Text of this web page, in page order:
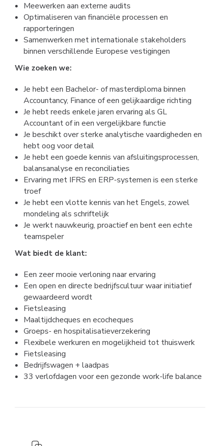
Meewerken aan externe audits
Optimaliseren van financiële processen en
rapporteringen
Samenwerken met internationale stakeholders
binnen verschillende Europese vestigingen
Wie zoeken we:
Je hebt een Bachelor- of masterdiploma binnen
Accountancy, Finance of een gelijkaardige richting
Je hebt reeds enkele jaren ervaring als GL
Accountant of in een vergelijkbare functie
Je beschikt over sterke analytische vaardigheden en
hebt oog voor detail
Je hebt een goede kennis van afsluitingsprocessen,
balansanalyse en reconciliaties
Ervaring met IFRS en ERP-systemen is een sterke
troef
Je hebt een vlotte kennis van het Engels, zowel
mondeling als schriftelijk
Je werkt nauwkeurig, proactief en bent een echte
teamspeler
Wat biedt de klant:
Een zeer mooie verloning naar ervaring
Een open en directe bedrijfscultuur waar initiatief
gewaardeerd wordt
Fietsleasing
Maaltijdcheques en ecocheques
Groeps- en hospitalisatieverzekering
Flexibele werkuren en mogelijkheid tot thuiswerk
Fietsleasing
Bedrijfswagen + laadpas
33 verlofdagen voor een gezonde work-life balance